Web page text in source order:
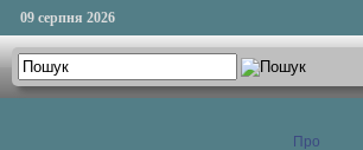
09 серпня 2026
Про